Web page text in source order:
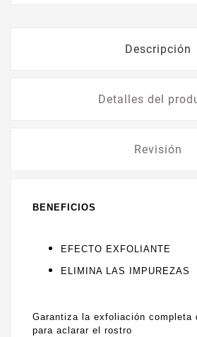
Descripción
Detalles del
Revisión
BENEFICIOS
EFECTO EXFOLIANTE
ELIMINA LAS IMPUREZAS
Garantiza la exfoliación completa
para aclarar el rostro